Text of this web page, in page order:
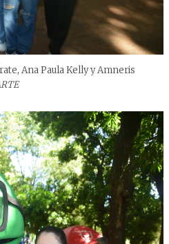
Ana Paula Kelly y Amneris